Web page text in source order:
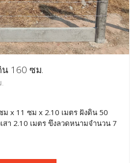
160 ซม.
ม x 11 ซม x 2.10 เมตร ฝังดิน 50
สา 2.10 เมตร ขึงลวดหนามจำนวน 7